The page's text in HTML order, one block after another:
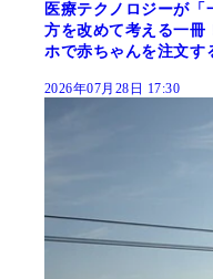
医療テクノロジーが
方を改めて考える一冊
ホで赤ちゃんを注文す
2026年07月28日 17:30